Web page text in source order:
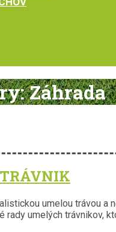
Záhrada
umelou trávou a
rady umelých trávnikov,